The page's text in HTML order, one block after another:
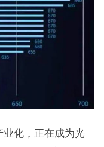
业化，正在成为光